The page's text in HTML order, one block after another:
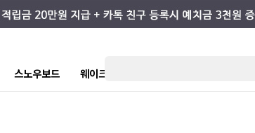
스노우보드 웨이크/서핑 키